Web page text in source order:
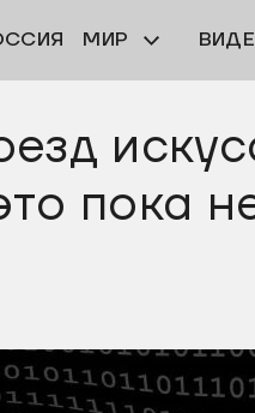
МИР
пока